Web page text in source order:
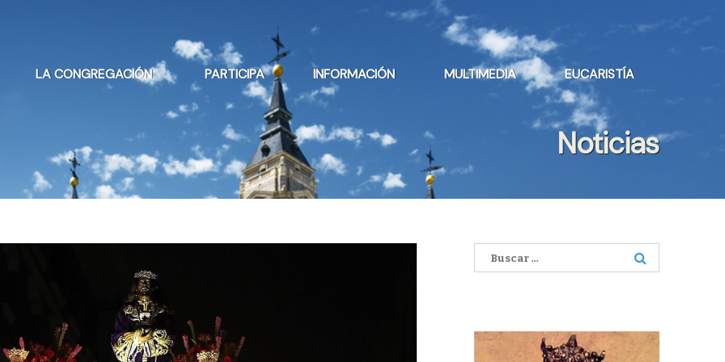
LA CONGREGACIÓN PARTICIPA INFORMACIÓN MULTIMEDIA EUCARISTÍA
Noticias
Buscar: